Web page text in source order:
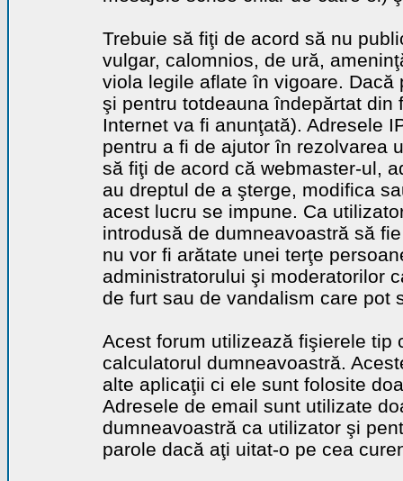
Trebuie să fiţi de acord să nu
vulgar, calomnios, de ură,
viola legile aflate în vigoare.
şi pentru totdeauna îndepărtat
Internet va fi anunţată). Adresele
pentru a fi de ajutor în rezolvarea
să fiţi de acord că webmaster-ul,
au dreptul de a şterge, modifica
acest lucru se impune. Ca
introdusă de dumneavoastră să
nu vor fi arătate unei terţe
administratorului şi moderatorilor
de furt sau de vandalism care pot
Acest forum utilizează fişierele tip
calculatorul dumneavoastră.
alte aplicaţii ci ele sunt folosite
Adresele de email sunt utilizate
dumneavoastră ca utilizator şi
parole dacă aţi uitat-o pe cea